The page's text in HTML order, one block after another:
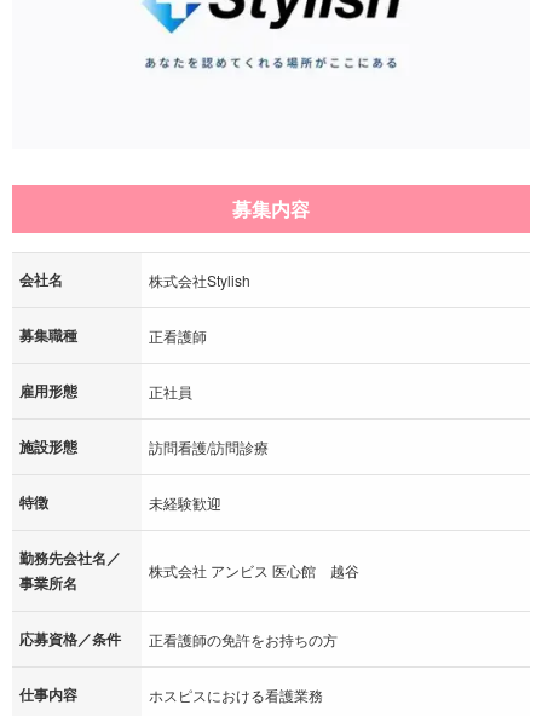
募集内容
会社名 株式会社Stylish
募集職種 正看護師
雇用形態 正社員
施設形態 訪問看護/訪問診療
特徴 未経験歓迎
勤務先会社名／
事業所名
株式会社 アンビス 医心館 越谷
応募資格／条件 正看護師の免許をお持ちの方
仕事内容 ホスピスにおける看護業務